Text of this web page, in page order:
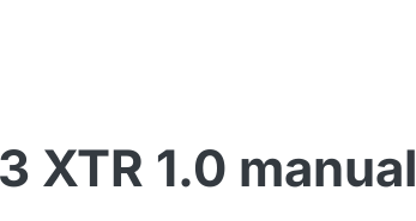
XTR 1.0 manual